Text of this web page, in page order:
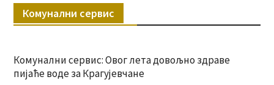
Комунални сервис
Комунални сервис: Овог лета довољно здраве
пијаће воде за Крагујевчане